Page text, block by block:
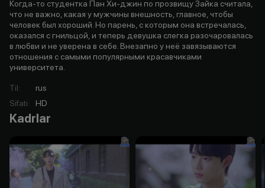
Когда-то студентка Пан Хи-джин по прозвищу Зайка считала,
что не важно, какая у мужчины внешность, главное, чтобы
человек был хороший. Но парень, с которым она встречалась,
оказался с гнильцой, и теперь девушка слегка разочаровалась
в любви и не уверена в себе. Внезапно у неё завязываются
отношения с самыми популярными красавчиками
университета.
Til:
rus
Sifati: HD
Kadrlar